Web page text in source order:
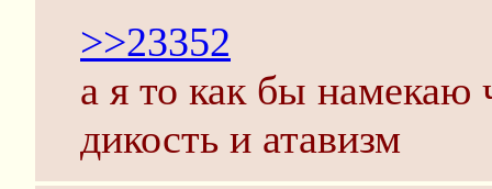
>>23352
а я то как бы
дикость и атавизм